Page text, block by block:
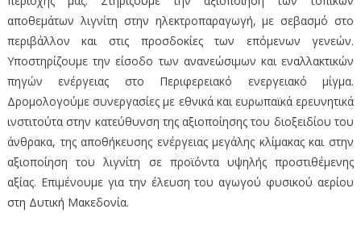
αποθεμάτων λιγνίτη στην ηλεκτροπαραγωγή, με σεβασμό στο
περιβάλλον και στις προσδοκίες των επόμενων γενεών.
Υποστηρίζουμε την είσοδο των ανανεώσιμων και εναλλακτικών
πηγών ενέργειας στο Περιφερειακό ενεργειακό μίγμα.
Δρομολογούμε συνεργασίες με εθνικά και ευρωπαϊκά ερευνητικά
ινστιτούτα στην κατεύθυνση της αξιοποίησης του διοξειδίου του
άνθρακα, της αποθήκευσης ενέργειας μεγάλης κλίμακας και στην
αξιοποίηση του λιγνίτη σε προϊόντα υψηλής προστιθέμενης
αξίας. Επιμένουμε για την έλευση του αγωγού φυσικού αερίου
στη Δυτική Μακεδονία.